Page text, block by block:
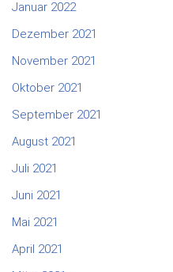
Januar 2022
Dezember 2021
November 2021
Oktober 2021
September 2021
August 2021
Juli 2021
Juni 2021
Mai 2021
April 2021